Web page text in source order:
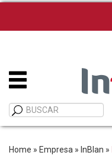
Home » Empresa » InBlan »